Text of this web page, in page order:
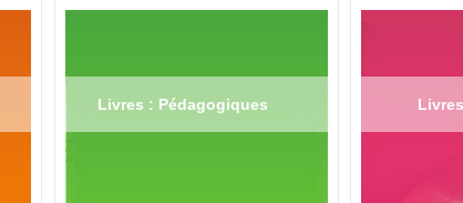
Livres : Pédagogiques